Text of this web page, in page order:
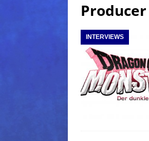
Producer
INTERVIEWS